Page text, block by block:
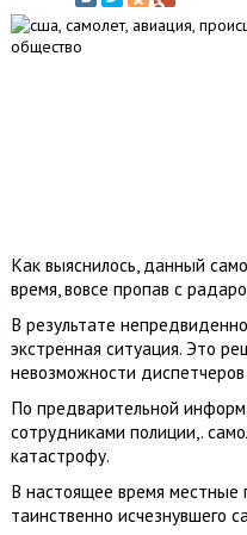
Как выяснилось, данный
время, вовсе пропав с
В результате
экстренная ситуация. Это
невозможности диспетчеров
По предварительной
сотрудниками полиции,.
катастрофу.
В настоящее время местные
таинственно исчезнувшего